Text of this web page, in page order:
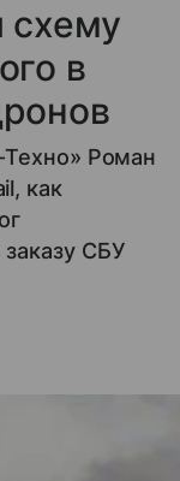
схему
в
Роман
как
СБУ